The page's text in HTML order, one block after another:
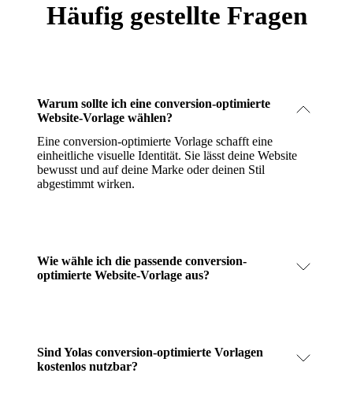
Häufig gestellte Fragen
Warum sollte ich eine conversion-optimierte
Website-Vorlage wählen?
Eine conversion-optimierte Vorlage schafft eine
einheitliche visuelle Identität. Sie lässt deine Website
bewusst und auf deine Marke oder deinen Stil
abgestimmt wirken.
Wie wähle ich die passende conversion-
optimierte Website-Vorlage aus?
Sind Yolas conversion-optimierte Vorlagen
kostenlos nutzbar?